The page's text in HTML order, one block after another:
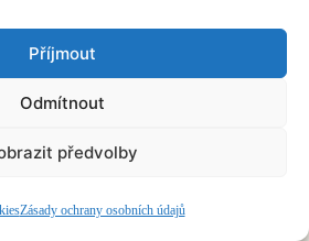
Příjmout
Odmítnout
předvolby
Zásady ochrany osobních údajů
| Kontaktujte nás:info@hisvoice.cz
– design a admin
Atelier Dokument